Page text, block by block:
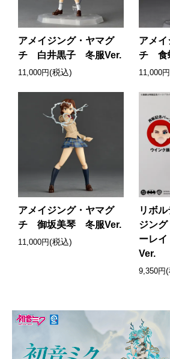
アメイジング・ヤマグ
チ 白井黒子 冬服Ver.
11,000円(税込)
アメ
チ 食
11,000円
アメイジング・ヤマグ
チ 御坂美琴 冬服Ver.
11,000円(税込)
リボ
ジン
ーレ
Ver.
9,350円(